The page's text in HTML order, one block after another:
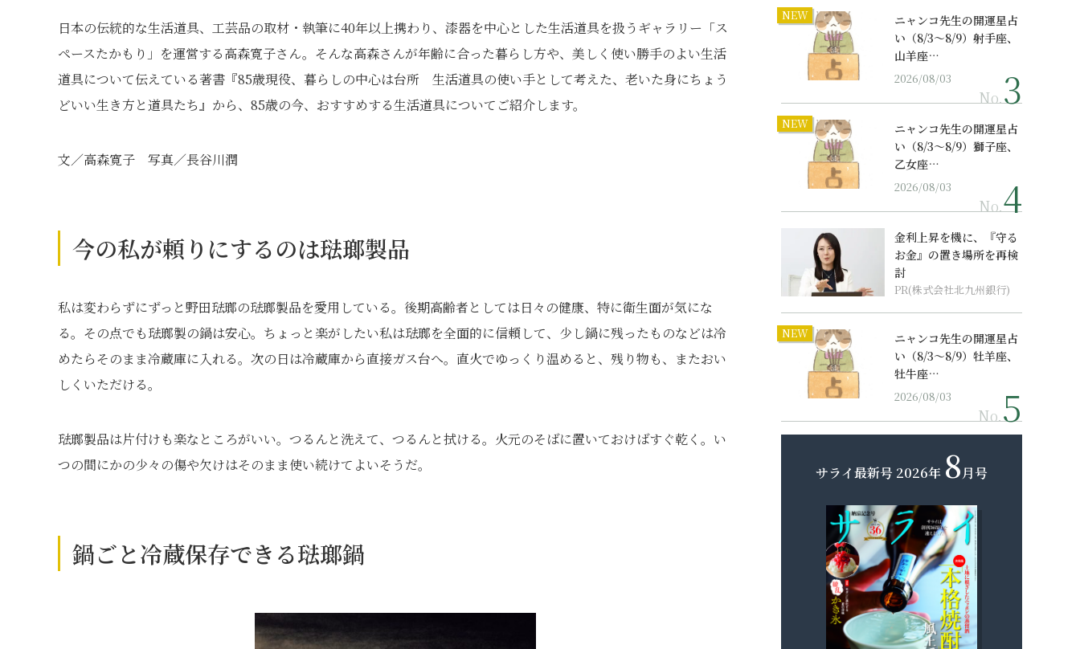
日本の伝統的な生活道具、工芸品の取材・執筆に40年以上携わり、漆器を中心とした生活道具を扱うギャラリー「ス
ペースたかもり」を運営する高森寛子さん。そんな高森さんが年齢に合った暮らし方や、美しく使い勝手のよい生活
道具について伝えている著書『85歳現役、暮らしの中心は台所 生活道具の使い手として考えた、老いた身にちょう
どいい生き方と道具たち』から、85歳の今、おすすめする生活道具についてご紹介します。
文／高森寛子 写真／長谷川潤
今の私が頼りにするのは琺瑯製品
私は変わらずにずっと野田琺瑯の琺瑯製品を愛用している。後期高齢者としては日々の健康、特に衛生面が気にな
る。その点でも琺瑯製の鍋は安心。ちょっと楽がしたい私は琺瑯を全面的に信頼して、少し鍋に残ったものなどは冷
めたらそのまま冷蔵庫に入れる。次の日は冷蔵庫から直接ガス台へ。直火でゆっくり温めると、残り物も、またおい
しくいただける。
琺瑯製品は片付けも楽なところがいい。つるんと洗えて、つるんと拭ける。火元のそばに置いておけばすぐ乾く。い
つの間にかの少々の傷や欠けはそのまま使い続けてよいそうだ。
鍋ごと冷蔵保存できる琺瑯鍋
NEW
ニャンコ先生の開運星占
い（8/3～8/9）射手座、
山羊座…
2026/08/03
No.
NEW
ニャンコ先生の開運星占
い（8/3～8/9）獅子座、
乙女座…
2026/08/03
No.
金利上昇を機に、『守る
お金』の置き場所を再検
討
PR(株式会社北九州銀行)
NEW
ニャンコ先生の開運星占
い（8/3～8/9）牡羊座、
牡牛座…
2026/08/03
No.
サライ最新号 2026年 8月号